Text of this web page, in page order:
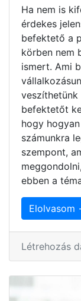
Ha nem is
érdekes
befektető a
körben nem
ismert. Ami
befektetőt
hogy
számunkra
szempont,
ebben a
Elolvasom
Létrehozás